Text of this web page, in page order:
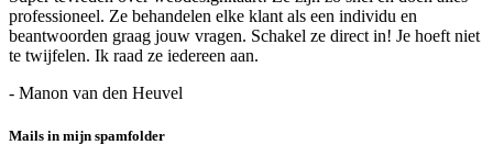
professioneel. Ze behandelen elke klant als een individu en
beantwoorden graag jouw vragen. Schakel ze direct in! Je hoeft niet
te twijfelen. Ik raad ze iedereen aan.
- Manon van den Heuvel
Mails in mijn spamfolder